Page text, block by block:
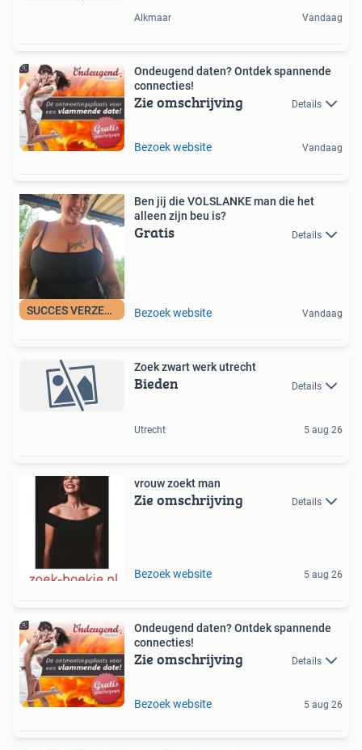
Alkmaar Vandaag
Ondeugend daten? Ontdek spannende
connecties!
Zie omschrijving Details
Bezoek website Vandaag
SUCCES VERZEKERD !
Ben jij die VOLSLANKE man die het
alleen zijn beu is?
Gratis Details
Bezoek website Vandaag
Zoek zwart werk utrecht
Bieden Details
Utrecht 5 aug 26
vrouw zoekt man
Zie omschrijving Details
Bezoek website 5 aug 26
Ondeugend daten? Ontdek spannende
connecties!
Zie omschrijving Details
Bezoek website 5 aug 26